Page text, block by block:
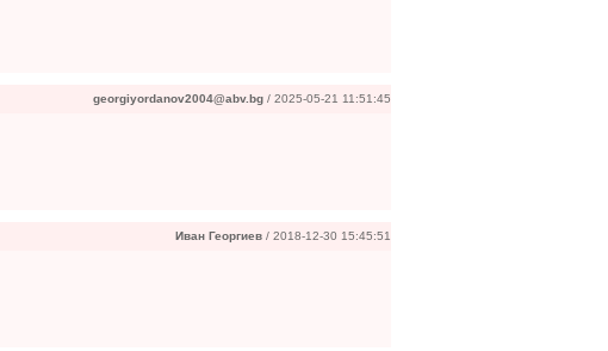
georgiyordanov2004@abv.bg / 2025-05-21 11:51:45
Иван Георгиев / 2018-12-30 15:45:51